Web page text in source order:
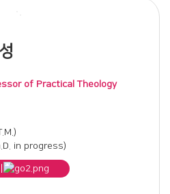
스도의 재판 과정과 십자가 사건 속
"은혜와 평강"의 기능과 의미
람: 집사인가 지도자인가?(2022)
전 주제'와 '식탁 교제'에 대한 성경
"그리스도로 옷 입음" 은유의 의
이 없나이다": 요한복음 18장 31
of Practical Theology
in progress)